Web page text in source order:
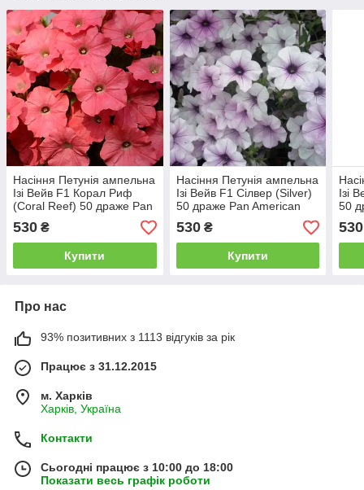
Насіння Петунія ампельна
Ізі Вейв F1 Корал Риф
(Coral Reef) 50 драже Pan
American
530 ₴
Купити
Насіння Петунія ампельна
Ізі Вейв F1 Сілвер (Silver)
50 драже Pan American
530₴
Купити
Ізі
50
530
Про нас
93% позитивних з 1113 відгуків за рік
Працює з 31.12.2015
м. Харків
Харків, Україна
Контакти
Сьогодні працює з 10:00 до 18:00
Показати весь графік роботи